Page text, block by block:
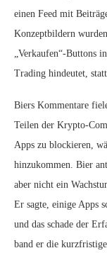
einen Feed mit
Konzeptbildern
„Verkaufen“-Buttons
Trading hindeutet,
Biers Kommentare
Teilen der Krypto-
Apps zu blockieren,
hinzukommen. Bier
aber nicht ein
Er sagte, einige Apps
und das schade der
band er die